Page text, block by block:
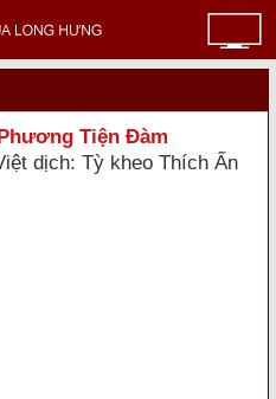
Tiện Đàm
dịch: Tỳ kheo Thích Ấn